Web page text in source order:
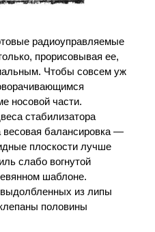
радиоуправляемые
прорисовывая ее,
Чтобы совсем уж
носовой части.
стабилизатора
балансировка —
плоскости лучше
слабо вогнутой
шаблоне.
из липы
половины